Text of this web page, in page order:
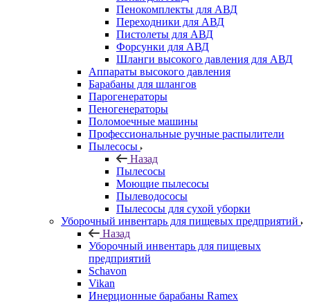
Пенокомплекты для АВД
Переходники для АВД
Пистолеты для АВД
Форсунки для АВД
Шланги высокого давления для АВД
Аппараты высокого давления
Барабаны для шлангов
Парогенераторы
Пеногенераторы
Поломоечные машины
Профессиональные ручные распылители
Пылесосы
Назад
Пылесосы
Моющие пылесосы
Пылеводососы
Пылесосы для сухой уборки
Уборочный инвентарь для пищевых предприятий
Назад
Уборочный инвентарь для пищевых
предприятий
Schavon
Vikan
Инерционные барабаны Ramex